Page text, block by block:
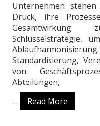
Unternehmen
Druck, ihre
Gesamtwirkung
Schlüsselstrategie,
Standardisierung,
von
Abteilungen,
…
Read More